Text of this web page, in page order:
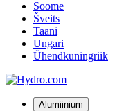
Soome
Šveits
Taani
Ungari
Ühendkuningriik
Alumiinium